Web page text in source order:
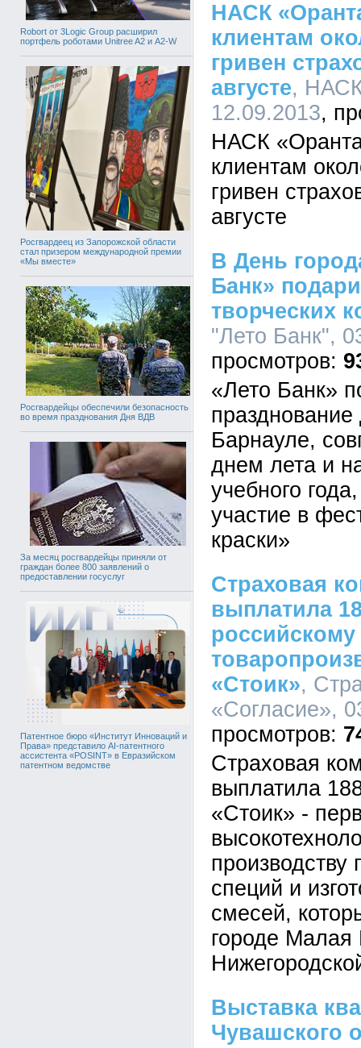
Robort от 3Logic Group расширил
портфель роботами Unitree A2 и A2-W
Росгвардеец из Запорожской области
стал призером международной премии
«Мы вместе»
Росгвардейцы обеспечили безопасность
во время празднования Дня ВДВ
За месяц росгвардейцы приняли от
граждан более 800 заявлений о
предоставлении госуслуг
Патентное бюро «Институт Инноваций и
Права» представило AI-патентного
ассистента «POSINT» в Евразийском
патентном ведомстве
НАСК
клиентам
гривен
августе,
12.09.2013
НАСК
клиентам
гривен
августе
В День
Банк»
творческих
"Лето Банк",
«Лето Банк»
Барнауле,
днем лета и
учебного
участие в
краски»
Страховая
выплатила
российскому
«Стоик»,
«Согласие»,
Страховая
выплатила
«Стоик» -
производству
специй и
смесей,
городе
Выставка
Чувашского